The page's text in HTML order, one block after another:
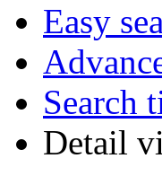
Easy
Search
Detail